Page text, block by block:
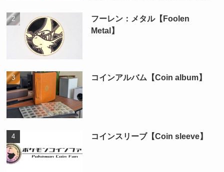
フーレン：メタル【Foolen
Metal】
コインアルバム【Coin album】
コインスリーブ【Coin sleeve】